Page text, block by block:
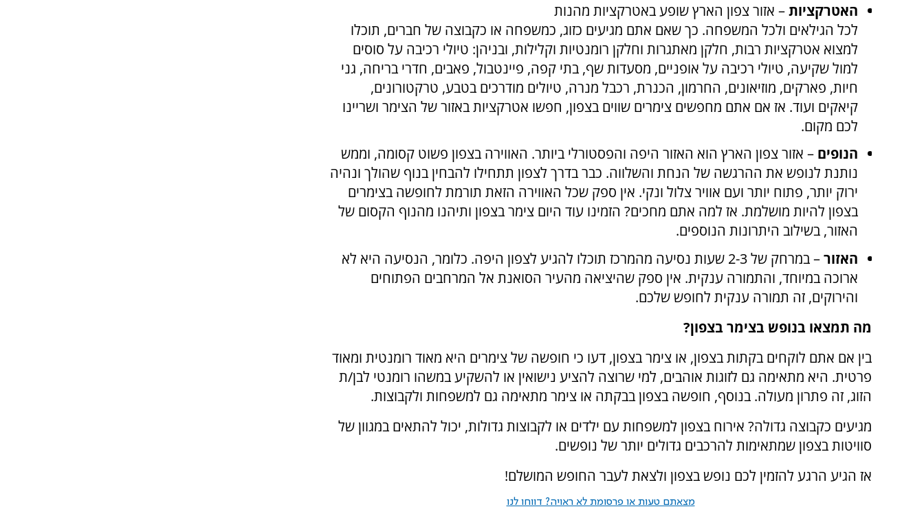
האטרקציות– אזור צפון הארץ שופע באטרקציות מהנות
לכל הגילאים ולכל המשפחה. כך שאם אתם מגיעים כזוג, כמשפחה או כקבוצה של חברים, תוכלו
למצוא אטרקציות רבות, חלקן מאתגרות וחלקן רומנטיות וקלילות, ובניהן: טיולי רכיבה על סוסים
למול שקיעה, טיולי רכיבה על אופניים, מסעדות שף, בתי קפה, פיינטבול, פאבים, חדרי בריחה, גני
חיות, פארקים, מוזיאונים, החרמון, הכנרת, רכבל מנרה, טיולים מודרכים בטבע, טרקטורונים,
קיאקים ועוד. אז אם אתם מחפשים צימרים שווים בצפון, חפשו אטרקציות באזור של הצימר ושריינו
לכם מקום.
הנופים – אזור צפון הארץ הוא האזור היפה והפסטורלי ביותר. האווירה בצפון פשוט קסומה, וממש
נותנת לנופש את ההרגשה של הנחת והשלווה. כבר בדרך לצפון תתחילו להבחין בנוף שהולך ונהיה
ירוק יותר, פתוח יותר ועם אוויר צלול ונקי. אין ספק שכל האווירה הזאת תורמת לחופשה בצימרים
בצפון להיות מושלמת. אז למה אתם מחכים? הזמינו עוד היום צימר בצפון ותיהנו מהנוף הקסום של
האזור, בשילוב היתרונות הנוספים.
האזור
– במרחק של 2-3 שעות נסיעה מהמרכז תוכלו להגיע לצפון היפה. כלומר, הנסיעה היא לא
ארוכה במיוחד, והתמורה ענקית. אין ספק שהיציאה מהעיר הסואנת אל המרחבים הפתוחים
והירוקים, זה תמורה ענקית לחופש שלכם.
מה תמצאו בנופש בצימר בצפון?
בין אם אתם לוקחים בקתות בצפון, או צימר בצפון, דעו כי חופשה של צימרים היא מאוד רומנטית ומאוד
פרטית. היא מתאימה גם לזוגות אוהבים, למי שרוצה להציע נישואין או להשקיע במשהו רומנטי לבן/ת
הזוג, זה פתרון מעולה. בנוסף, חופשה בצפון בבקתה או צימר מתאימה גם למשפחות ולקבוצות.
מגיעים כקבוצה גדולה? אירוח בצפון למשפחות עם ילדים או לקבוצות גדולות, יכול להתאים במגוון של
סוויטות בצפון שמתאימות להרכבים גדולים יותר של נופשים.
אז הגיע הרגע להזמין לכם נופש בצפון ולצאת לעבר החופש המושלם!
מצאתם טעות או פרסומת לא ראויה? דווחו לנו